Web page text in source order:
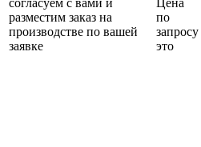
разместим заказ на
производстве по вашей
заявке
по
запросу
это